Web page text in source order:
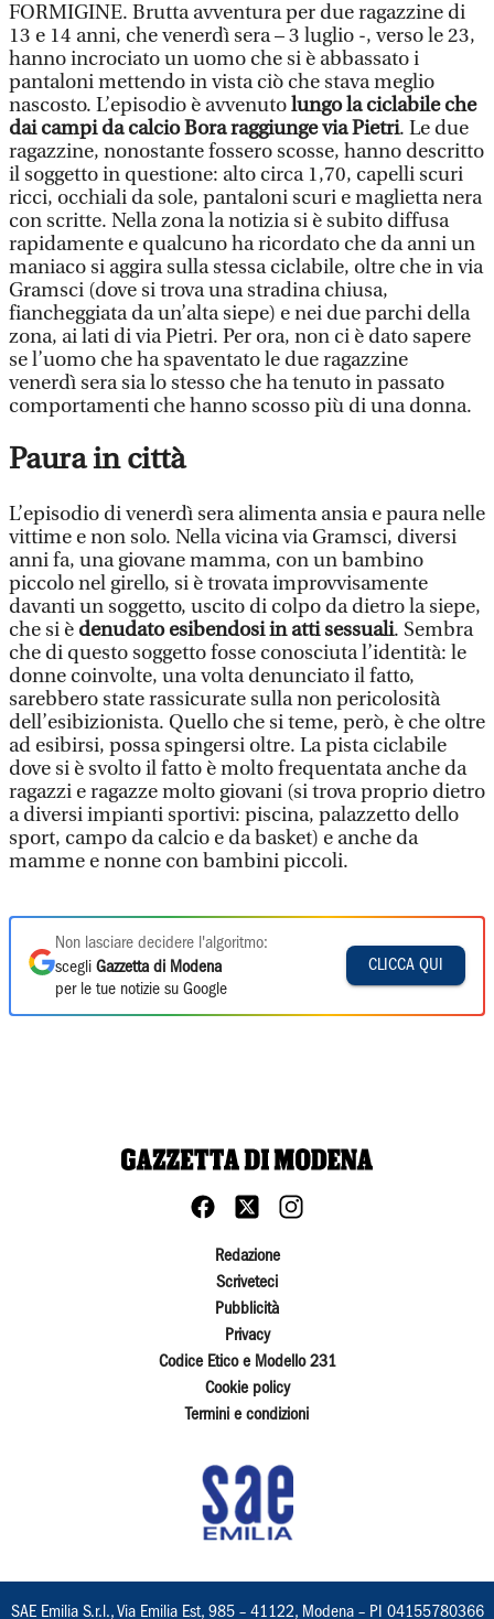
FORMIGINE. Brutta avventura per due ragazzine di
13 e 14 anni, che venerdì sera – 3 luglio -, verso le 23,
hanno incrociato un uomo che si è abbassato i
pantaloni mettendo in vista ciò che stava meglio
nascosto. L’episodio è avvenutolungo la ciclabile che
dai campi da calcio Bora raggiunge via Pietri. Le due
ragazzine, nonostante fossero scosse, hanno descritto
il soggetto in questione: alto circa 1,70, capelli scuri
ricci, occhiali da sole, pantaloni scuri e maglietta nera
con scritte. Nella zona la notizia si è subito diffusa
rapidamente e qualcuno ha ricordato che da anni un
maniaco si aggira sulla stessa ciclabile, oltre che in via
Gramsci (dove si trova una stradina chiusa,
fiancheggiata da un’alta siepe) e nei due parchi della
zona, ai lati di via Pietri. Per ora, non ci è dato sapere
se l’uomo che ha spaventato le due ragazzine
venerdì sera sia lo stesso che ha tenuto in passato
comportamenti che hanno scosso più di una donna.
Paura in città
L’episodio di venerdì sera alimenta ansia e paura nelle
vittime e non solo. Nella vicina via Gramsci, diversi
anni fa, una giovane mamma, con un bambino
piccolo nel girello, si è trovata improvvisamente
davanti un soggetto, uscito di colpo da dietro la siepe,
che si è denudato esibendosi in atti sessuali. Sembra
che di questo soggetto fosse conosciuta l’identità: le
donne coinvolte, una volta denunciato il fatto,
sarebbero state rassicurate sulla non pericolosità
dell’esibizionista. Quello che si teme, però, è che oltre
ad esibirsi, possa spingersi oltre. La pista ciclabile
dove si è svolto il fatto è molto frequentata anche da
ragazzi e ragazze molto giovani (si trova proprio dietro
a diversi impianti sportivi: piscina, palazzetto dello
sport, campo da calcio e da basket) e anche da
mamme e nonne con bambini piccoli.
Non lasciare decidere l'algoritmo:
scegli Gazzetta di Modena
per le tue notizie su Google
CLICCA QUI
Redazione
Scriveteci
Pubblicità
Privacy
Codice Etico e Modello 231
Cookie policy
Termini e condizioni
SAE Emilia S.r.l., Via Emilia Est, 985 – 41122, Modena – PI 04155780366